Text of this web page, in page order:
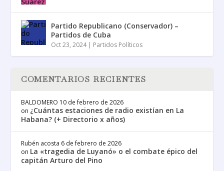
Partido Republicano (Conservador) –
Partidos de Cuba
Oct 23, 2024| Partidos Políticos
COMENTARIOS RECIENTES
BALDOMERO 10 de febrero de 2026
on ¿Cuántas estaciones de radio existían en La
Habana? (+ Directorio x años)
Rubén acosta 6 de febrero de 2026
on La «tragedia de Luyanó» o el combate épico del
capitán Arturo del Pino